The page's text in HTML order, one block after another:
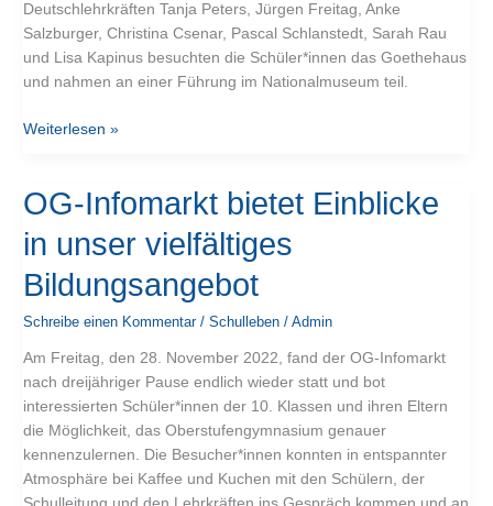
Deutschlehrkräften Tanja Peters, Jürgen Freitag, Anke
Salzburger, Christina Csenar, Pascal Schlanstedt, Sarah Rau
und Lisa Kapinus besuchten die Schüler*innen das Goethehaus
und nahmen an einer Führung im Nationalmuseum teil.
Weiterlesen »
OG-Infomarkt bietet Einblicke
in unser vielfältiges
Bildungsangebot
Schreibe einen Kommentar /Schulleben /Admin
Am Freitag, den 28. November 2022, fand der OG-Infomarkt
nach dreijähriger Pause endlich wieder statt und bot
interessierten Schüler*innen der 10. Klassen und ihren Eltern
die Möglichkeit, das Oberstufengymnasium genauer
kennenzulernen. Die Besucher*innen konnten in entspannter
Atmosphäre bei Kaffee und Kuchen mit den Schülern, der
OG-
Infomarkt
bietet
in
unser
Bildungsangebot